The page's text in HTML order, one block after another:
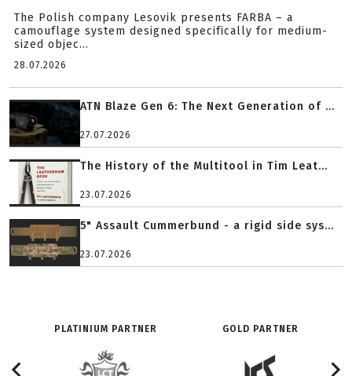
The Polish company Lesovik presents FARBA – a
camouflage system designed specifically for medium-
sized objec...
28.07.2026
ATN Blaze Gen 6: The Next Generation of ...
27.07.2026
The History of the Multitool in Tim Leat...
23.07.2026
5" Assault Cummerbund - a rigid side sys...
23.07.2026
PLATINIUM PARTNER GOLD PARTNER